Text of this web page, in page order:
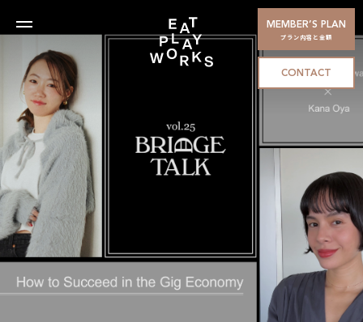
MEMBER’S PLAN
プラン内容と金額
CONTACT